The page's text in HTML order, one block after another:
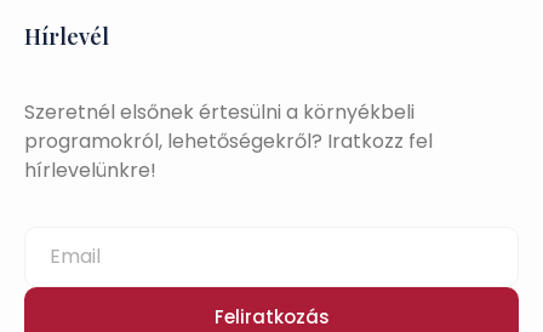
Hírlevél
Szeretnél elsőnek értesülni a környékbeli
programokról, lehetőségekről? Iratkozz fel
hírlevelünkre!
Feliratkozás